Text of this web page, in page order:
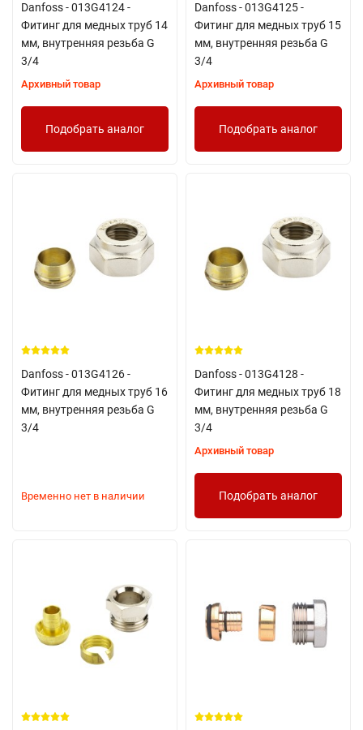
Danfoss - 013G4124 -
Фитинг для медных труб 14
мм, внутренняя резьба G
3/4
Архивный товар
Подобрать аналог
Danfoss - 013G4125 -
Фитинг для медных труб 15
мм, внутренняя резьба G
3/4
Архивный товар
Подобрать аналог
Danfoss - 013G4126 -
Фитинг для медных труб 16
мм, внутренняя резьба G
3/4
Временно нет в наличии
Danfoss - 013G4128 -
Фитинг для медных труб 18
мм, внутренняя резьба G
3/4
Архивный товар
Подобрать аналог